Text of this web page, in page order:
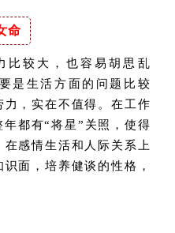
命
比较大，也容易胡思乱
是生活方面的问题比较
，实在不值得。在工作
年都有“将星”关照，使得
感情生活和人际关系上
面，培养健谈的性格，